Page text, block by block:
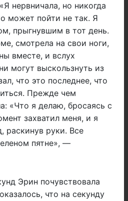
нервничала, но никогда
может пойти не так. Я
прыгнувшим в тот день.
смотрела на свои ноги,
вместе, и вслух
могут выскользнуть из
что это последнее, что
Прежде чем
«Что я делаю, бросаясь с
захватил меня, и я
раскинув руки. Все
пятне», —
Эрин почувствовала
что на секунду